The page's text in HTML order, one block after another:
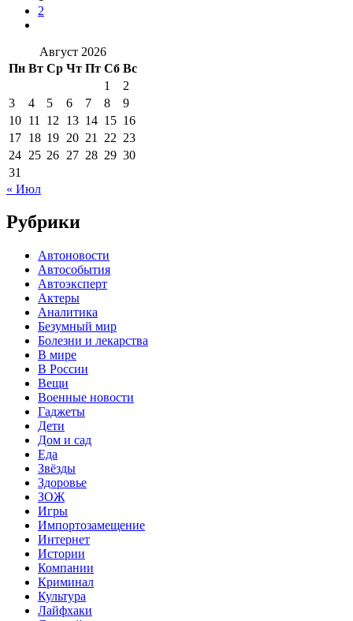
2
Август 2026
Пн Вт Ср Чт Пт Сб Вс
1
2
3
4 5 6 7 8
9
10 11 12 13 14 15 16
17 18 19 20 21 22 23
24 25 26 27 28 29 30
31
« Июл
Рубрики
Автоновости
Автособытия
Автоэксперт
Актеры
Аналитика
Безумный мир
Болезни и лекарства
В мире
В России
Вещи
Военные новости
Гаджеты
Дети
Дом и сад
Еда
Звёзды
Здоровье
ЗОЖ
Игры
Импортозамещение
Интернет
Истории
Компании
Криминал
Культура
Лайфхаки